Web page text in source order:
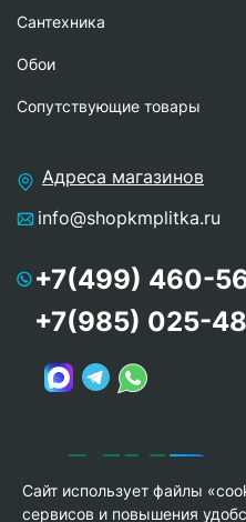
Сантехника
Обои
Сопутствующие товары
Адреса магазинов
info@shopkmplitka.ru
+7(499) 460-
+7(985) 025-
Сайт использует файлы
сервисов и повышения